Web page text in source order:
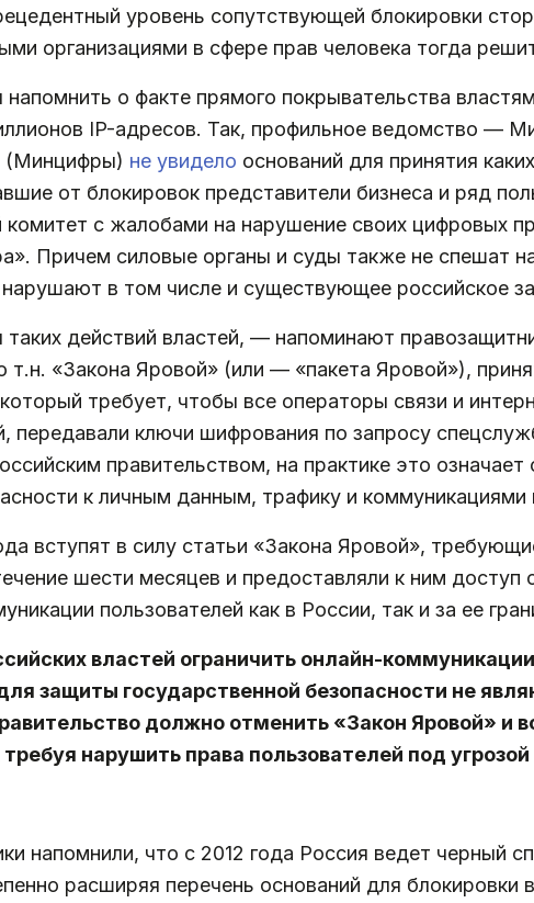
уровень сопутствующей блокировки
организациями в сфере прав человека тогда
напомнить о факте прямого покрывательства
IP-адресов. Так, профильное ведомство —
(Минцифры) не увидело оснований для принятия
от блокировок представители бизнеса и ряд
комитет с жалобами на нарушение своих цифровых
Причем силовые органы и суды также не спешат
в том числе и существующее российское
действий властей, — напоминают
т.н. «Закона Яровой» (или — «пакета Яровой»),
требует, чтобы все операторы связи и
передавали ключи шифрования по запросу
правительством, на практике это
к личным данным, трафику и коммуникациями
вступят в силу статьи «Закона Яровой»,
шести месяцев и предоставляли к ним
пользователей как в России, так и за ее
властей ограничить онлайн-
защиты государственной безопасности не
должно отменить «Закон Яровой» и
нарушить права пользователей под
напомнили, что с 2012 года Россия ведет черный
расширяя перечень оснований для